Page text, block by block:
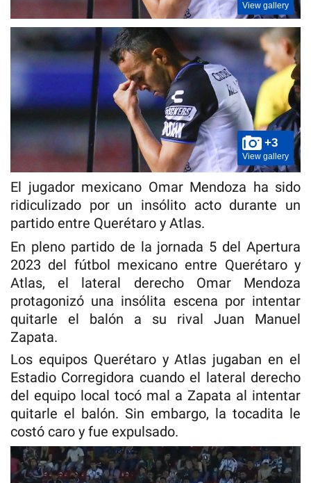
View gallery
+3
View gallery
El jugador mexicano Omar Mendoza ha sido
ridiculizado por un insólito acto durante un
partido entre Querétaro y Atlas.
En pleno partido de la jornada 5 del Apertura
2023 del fútbol mexicano entre Querétaro y
Atlas, el lateral derecho Omar Mendoza
protagonizó una insólita escena por intentar
quitarle el balón a su rival Juan Manuel
Zapata.
Los equipos Querétaro y Atlas jugaban en el
Estadio Corregidora cuando el lateral derecho
del equipo local tocó mal a Zapata al intentar
quitarle el balón. Sin embargo, la tocadita le
costó caro y fue expulsado.